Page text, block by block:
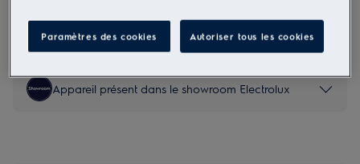
conformément à la réglementation européenne 2023/988
sont énumérés dans les chapitres 1 et 2 du manuel
d'utilisation. Pour utiliser le produit en toute sécurité, il
convient de lire l'intégralité du manuel d'utilisation.
Appareil présent dans le showroom Electrolux
Paramètres des cookies Autoriser tous les cookies